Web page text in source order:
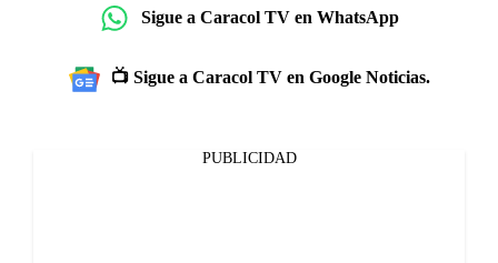
Sigue a Caracol TV en WhatsApp
📺 Sigue a Caracol TV en Google Noticias.
PUBLICIDAD